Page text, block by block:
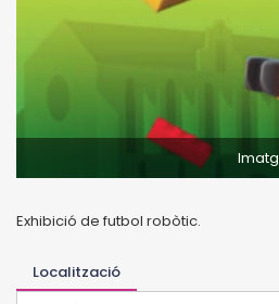
Exhibició de futbol robòtic.
Localització